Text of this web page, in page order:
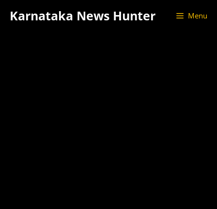
Karnataka News Hunter Menu